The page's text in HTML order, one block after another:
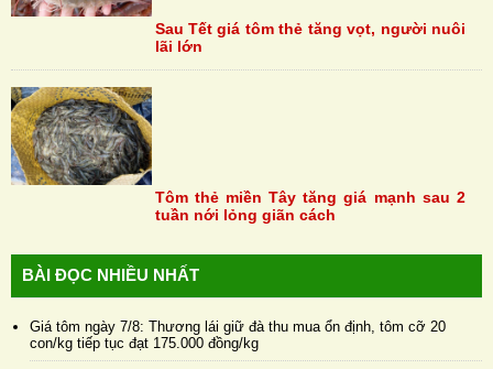
Sau Tết giá tôm thẻ tăng vọt, người nuôi
lãi lớn
Tôm thẻ miền Tây tăng giá mạnh sau 2
tuần nới lỏng giãn cách
BÀI ĐỌC NHIỀU NHẤT
Giá tôm ngày 7/8: Thương lái giữ đà thu mua ổn định, tôm cỡ 20
con/kg tiếp tục đạt 175.000 đồng/kg